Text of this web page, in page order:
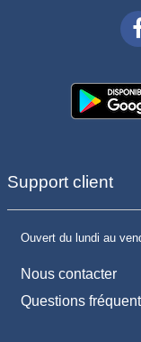
Support client
Ouvert du lundi au
Nous contacter
Questions